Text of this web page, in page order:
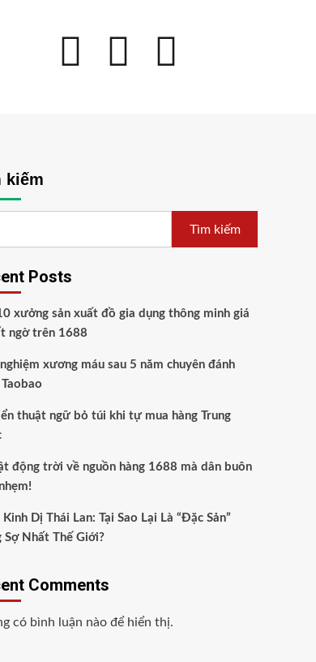
kiếm
Tìm kiếm
Posts
xưởng sản xuất đồ gia dụng thông minh giá
ngờ trên 1688
xương máu sau 5 năm chuyên đánh
Taobao
thuật ngữ bỏ túi khi tự mua hàng Trung
động trời về nguồn hàng 1688 mà dân buôn
Kinh Dị Thái Lan: Tại Sao Lại Là “Đặc Sản”
Sợ Nhất Thế Giới?
Comments
có bình luận nào để hiển thị.